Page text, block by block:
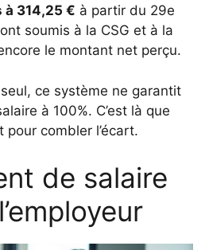
314,25 € à partir du 29e
soumis à la CSG et à la
le montant net perçu.
ce système ne garantit
à 100%. C’est là que
pour combler l’écart.
de salaire